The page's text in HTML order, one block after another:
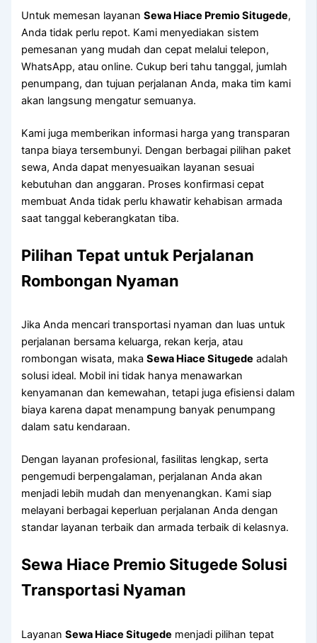
Untuk memesan layananSewa Hiace Premio Situgede,
Anda tidak perlu repot. Kami menyediakan sistem
pemesanan yang mudah dan cepat melalui telepon,
WhatsApp, atau online. Cukup beri tahu tanggal, jumlah
penumpang, dan tujuan perjalanan Anda, maka tim kami
akan langsung mengatur semuanya.
Kami juga memberikan informasi harga yang transparan
tanpa biaya tersembunyi. Dengan berbagai pilihan paket
sewa, Anda dapat menyesuaikan layanan sesuai
kebutuhan dan anggaran. Proses konfirmasi cepat
membuat Anda tidak perlu khawatir kehabisan armada
saat tanggal keberangkatan tiba.
Pilihan Tepat untuk Perjalanan
Rombongan Nyaman
Jika Anda mencari transportasi nyaman dan luas untuk
perjalanan bersama keluarga, rekan kerja, atau
rombongan wisata, makaSewa Hiace Situgede adalah
solusi ideal. Mobil ini tidak hanya menawarkan
kenyamanan dan kemewahan, tetapi juga efisiensi dalam
biaya karena dapat menampung banyak penumpang
dalam satu kendaraan.
Dengan layanan profesional, fasilitas lengkap, serta
pengemudi berpengalaman, perjalanan Anda akan
menjadi lebih mudah dan menyenangkan. Kami siap
melayani berbagai keperluan perjalanan Anda dengan
standar layanan terbaik dan armada terbaik di kelasnya.
Sewa Hiace Premio Situgede Solusi
Transportasi Nyaman
LayananSewa Hiace Situgede menjadi pilihan tepat